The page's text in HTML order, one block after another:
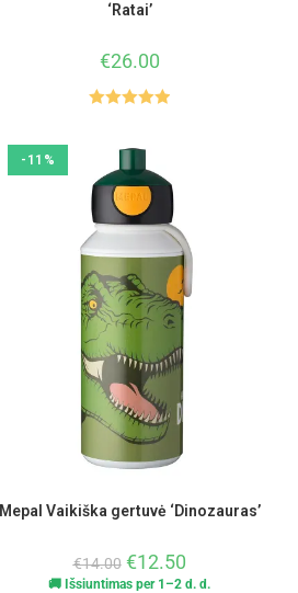
‘Ratai’
€26.00
-11%
Mepal Vaikiška gertuvė ‘Dinozauras’
€14.00 €12.50
🚚 Išsiuntimas per 1–2 d. d.